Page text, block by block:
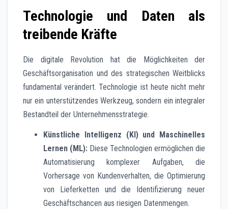
Technologie und Daten als
treibende Kräfte
Die digitale Revolution hat die Möglichkeiten der
Geschäftsorganisation und des strategischen Weitblicks
fundamental verändert. Technologie ist heute nicht mehr
nur ein unterstützendes Werkzeug, sondern ein integraler
Bestandteil der Unternehmensstrategie.
Künstliche Intelligenz (KI) und Maschinelles
Lernen (ML): Diese Technologien ermöglichen die
Automatisierung komplexer Aufgaben, die
Vorhersage von Kundenverhalten, die Optimierung
von Lieferketten und die Identifizierung neuer
Geschäftschancen aus riesigen Datenmengen.